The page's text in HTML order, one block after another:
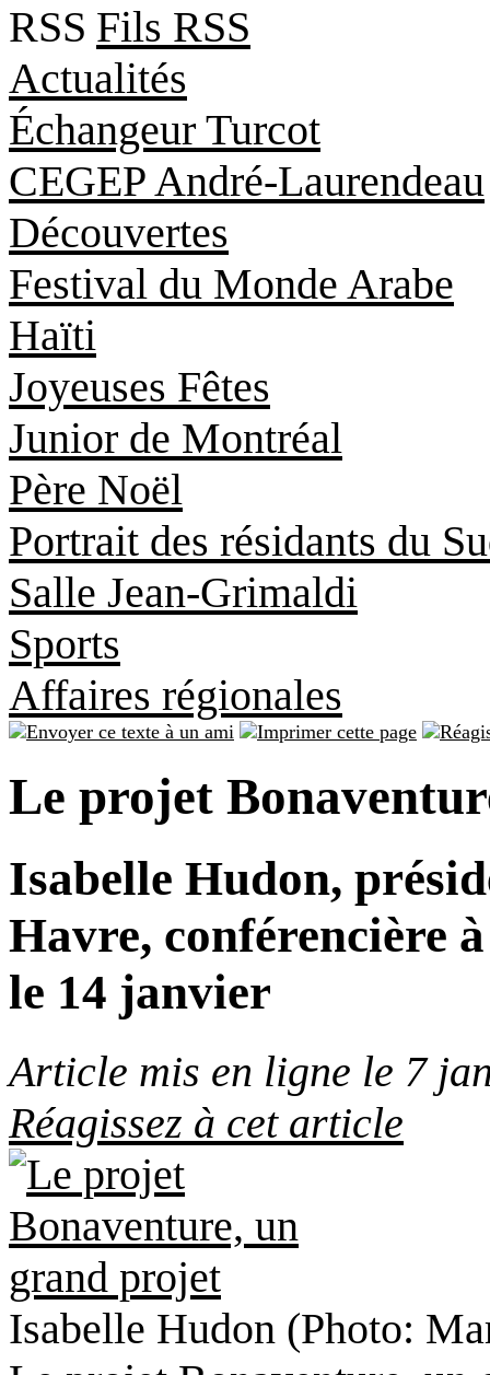
Fils RSS
Actualités
Échangeur Turcot
CEGEP André-Laurendeau
Découvertes
Festival du Monde Arabe
Haïti
Joyeuses Fêtes
Junior de Montréal
Père Noël
Portrait des résidants du
Salle Jean-Grimaldi
Sports
Affaires régionales
Le projet
Isabelle Hudon,
Havre, conférencière
le 14 janvier
Article mis en ligne le 7
Réagissez à cet article
Isabelle Hudon (Photo: